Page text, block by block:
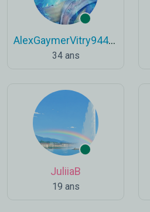
AlexGaymerVitry94400
34 ans
JuliiaB
19 ans